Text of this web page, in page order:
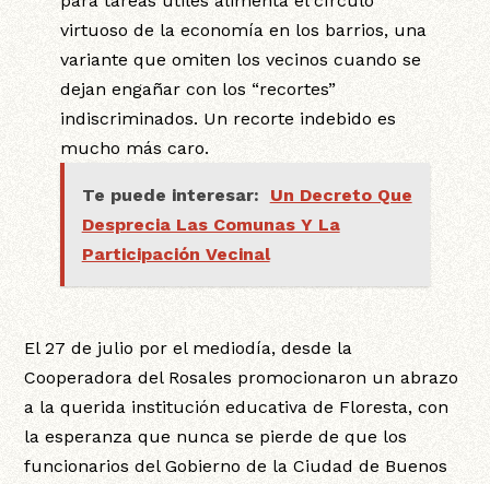
virtuoso de la economía en los barrios, una
variante que omiten los vecinos cuando se
dejan engañar con los “recortes”
indiscriminados. Un recorte indebido es
mucho más caro.
Te puede interesar:
Un Decreto Que
Desprecia Las Comunas Y La
Participación Vecinal
El 27 de julio por el mediodía, desde la
Cooperadora del Rosales promocionaron un abrazo
a la querida institución educativa de Floresta, con
la esperanza que nunca se pierde de que los
funcionarios del Gobierno de la Ciudad de Buenos